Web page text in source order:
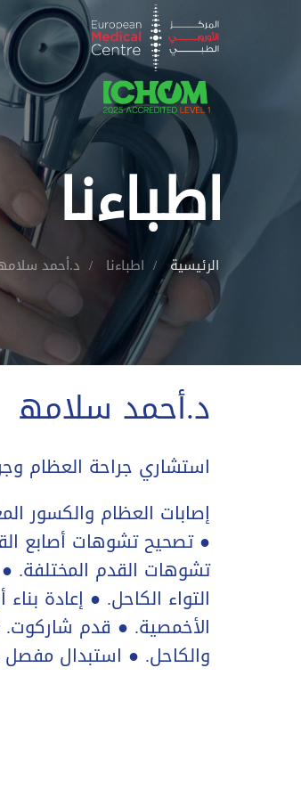
اطباءنا
الرئيسية اطباءنا د.أحمد
د.أحمد سلامھ
استشاري جراحة العظام
إصابات العظام والكسور
● تصحیح تشوھات أصابع
تشوھات القدم
التواء الكاحل. ● إعادة
الأخمصیة. ● قدم شاركوت.
والكاحل. ● استبدال